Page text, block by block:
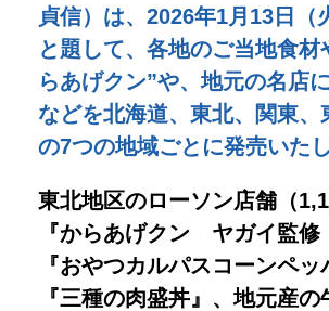
貞信）は、2026年1月13日
と題して、各地のご当地食
らあげクン”や、地元の名店
などを北海道、東北、関東
の7つの地域ごとに発売いた
東北地区のローソン店舗（
『からあげクン ヤガイ監
『おやつカルパスコーンペ
『三種の肉盛丼』、地元産